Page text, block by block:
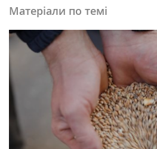
Матеріали по темі